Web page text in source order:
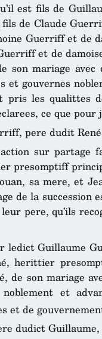
est fils de
de Claude
Guerriff et de
et de
son mariage avec
et gouvernes
pris les qualittes
ce que
pere dudit
sur partage
presomptiff
sa mere, et
de la succession
pere, qu’ils
ledict Guillaume
herittier
de son mariage
et
et de
dudict